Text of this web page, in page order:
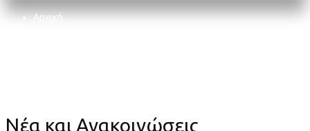
Αρχική
Νέα και Ανακοινώσεις